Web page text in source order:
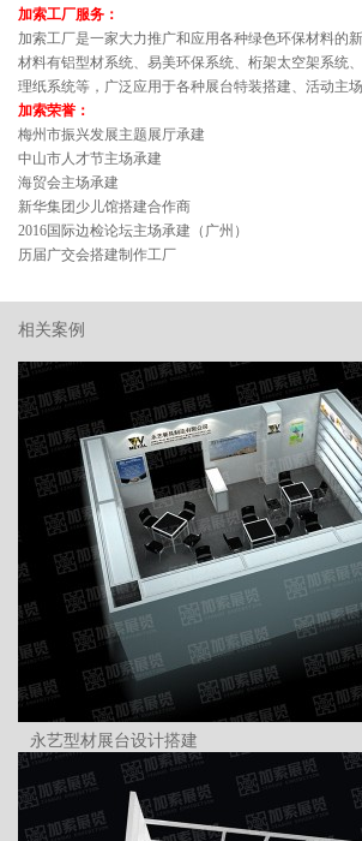
加索工厂服务：
加索工厂是一家大力推广和应用各种绿色环保材料的
材料有铝型材系统、易美环保系统、桁架太空架系统
理纸系统等，广泛应用于各种展台特装搭建、活动主
加索荣誉：
梅州市振兴发展主题展厅承建
中山市人才节主场承建
海贸会主场承建
新华集团少儿馆搭建合作商
2016国际边检论坛主场承建（广州）
历届广交会搭建制作工厂
相关案例
永艺型材展台设计搭建